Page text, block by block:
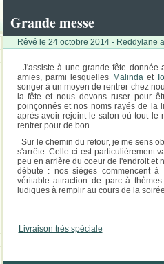
Grande messe
Rêvé le 24 octobre 2014 - Reddylane
J'assiste à une grande fête donnée
amies, parmi lesquelles Malindaet
songer à un moyen de rentrer chez
la fête et nous devons ruser pour
poinçonnés et nos noms rayés de la
après avoir rejoint le salon où tout le
rentrer pour de bon.
Sur le chemin du retour, je me sens
s'arrête. Celle-ci est particulièrement
peu en arrière du coeur de l'endroit et
débute : nos sièges commencent
véritable attraction de parc à
ludiques à remplir au cours de la
Livraison très spéciale